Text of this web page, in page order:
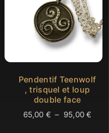
Pendentif Teenwolf
, trisquel et loup
double face
65,00 € – 95,00€